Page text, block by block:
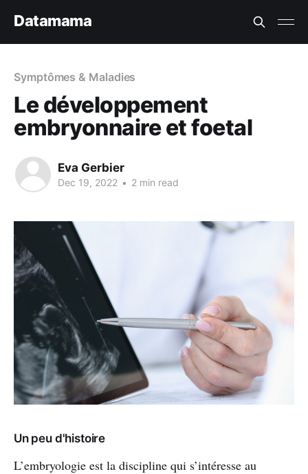
Datamama
Symptômes & Maladies
Le développement
embryonnaire et foetal
Eva Gerbier
Dec 19, 2022 • 2 min read
Un peu d'histoire
L’embryologie est la discipline qui s’intéresse au